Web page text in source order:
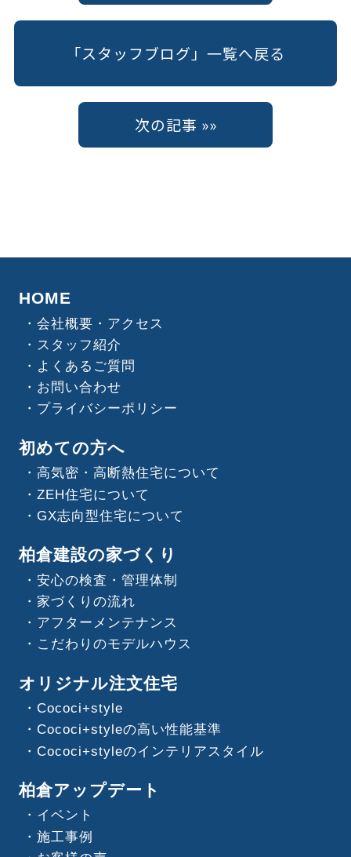
次の記事 »»
「スタッフブログ」一覧へ戻る
HOME
会社概要・アクセス
スタッフ紹介
よくあるご質問
お問い合わせ
プライバシーポリシー
初めての方へ
高気密・高断熱住宅について
ZEH住宅について
GX志向型住宅について
柏倉建設の家づくり
安心の検査・管理体制
家づくりの流れ
アフターメンテナンス
こだわりのモデルハウス
オリジナル注文住宅
Cococi+style
Cococi+styleの高い性能基準
Cococi+styleのインテリアスタイル
柏倉アップデート
イベント
施工事例